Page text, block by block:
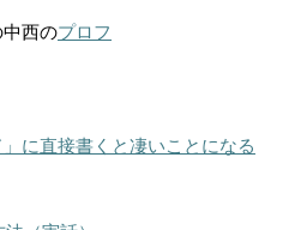
西のプロフ
に直接書くと凄いことになる